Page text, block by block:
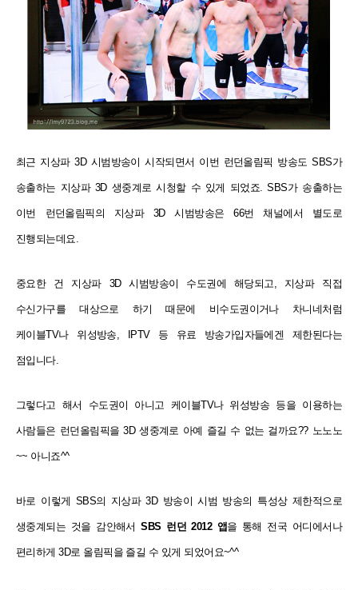
최근 지상파 3D 시범방송이 시작되면서 이번 런던올림픽 방송도 SBS가
송출하는 지상파 3D 생중계로 시청할 수 있게 되었죠. SBS가 송출하는
이번 런던올림픽의 지상파 3D 시범방송은 66번 채널에서 별도로
진행되는데요.
중요한 건 지상파 3D 시범방송이 수도권에 해당되고, 지상파 직접
수신가구를 대상으로 하기 때문에 비수도권이거나 차니네처럼
케이블TV나 위성방송, IPTV 등 유료 방송가입자들에겐 제한된다는
점입니다.
그렇다고 해서 수도권이 아니고 케이블TV나 위성방송 등을 이용하는
사람들은 런던올림픽을 3D 생중계로 아예 즐길 수 없는 걸까요?? 노노노
~~ 아니죠^^
바로 이렇게 SBS의 지상파 3D 방송이 시범 방송의 특성상 제한적으로
생중계되는 것을 감안해서 SBS 런던 2012 앱을 통해 전국 어디에서나
편리하게 3D로 올림픽을 즐길 수 있게 되었어요~^^